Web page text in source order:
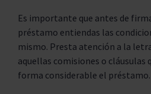
Es importante que antes de
préstamo entiendas las
mismo. Presta atención a la
aquellas comisiones o cláusulas
forma considerable el préstamo.